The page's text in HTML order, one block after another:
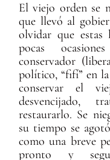
El viejo orden se
que llevó al
olvidar que estas
pocas
conservador
político, “fifí” en
conservar el
desvencijado,
restaurarlo. Se
su tiempo se
como una breve
pronto y